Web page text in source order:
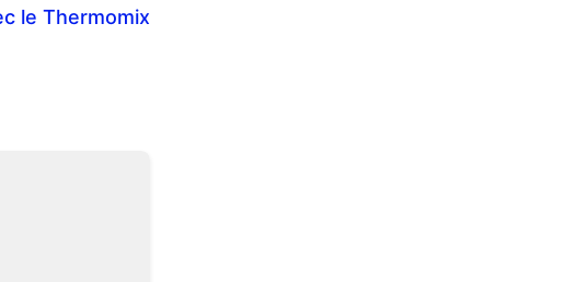
le Thermomix